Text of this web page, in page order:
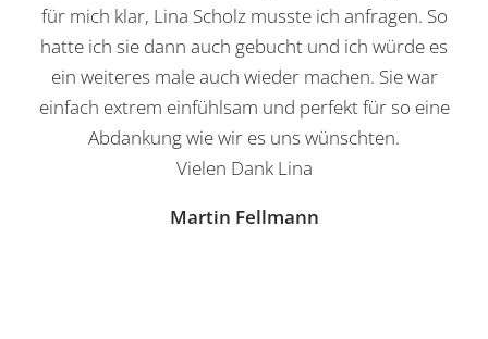
für mich klar, Lina Scholz musste ich anfragen. So
hatte ich sie dann auch gebucht und ich würde es
ein weiteres male auch wieder machen. Sie war
einfach extrem einfühlsam und perfekt für so eine
Abdankung wie wir es uns wünschten.
Vielen Dank Lina
Martin Fellmann